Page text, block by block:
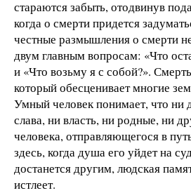
стараются забыть, отодвинув
когда о смерти придется
честные размышления о смерти
двум главным вопросам: «Что
и «Что возьму я с собой?».
который обесценивает многие
Умный человек понимает, что ни
слава, ни власть, ни родные, ни
человека, отправляющегося в
здесь, когда душа его уйдет на
достанется другим, людская
истлеет.